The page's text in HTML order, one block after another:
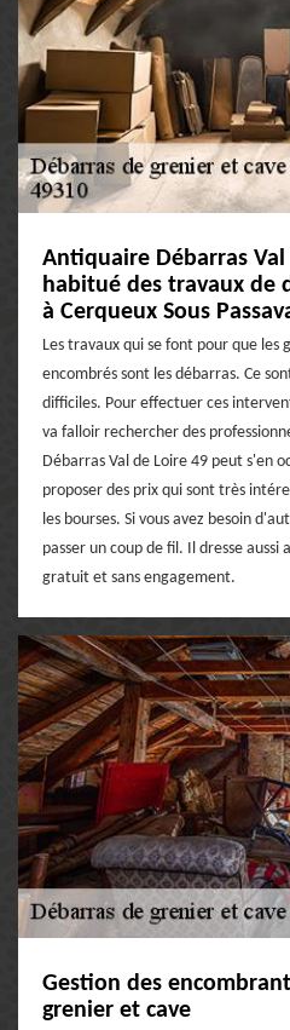
Antiquaire Débarras
habitué des travaux de
à Cerqueux Sous
Les travaux qui se font pour que les
encombrés sont les débarras. Ce
difficiles. Pour effectuer ces
va falloir rechercher des
Débarras Val de Loire 49 peut s'en
proposer des prix qui sont très
les bourses. Si vous avez besoin
passer un coup de fil. Il dresse aussi
gratuit et sans engagement.
Gestion des
grenier et cave